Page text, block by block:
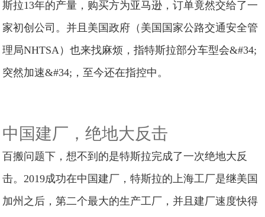
斯拉13年的产量，购买方为亚马逊，订单竟然交给了一
家初创公司。并且美国政府（美国国家公路交通安全管
理局NHTSA）也来找麻烦，指特斯拉部分车型会&#34;
突然加速&#34;，至今还在指控中。
中国建厂，绝地大反击
百搬问题下，想不到的是特斯拉完成了一次绝地大反
击。2019成功在中国建厂，特斯拉的上海工厂是继美国
加州之后，第二个最大的生产工厂，并且建厂速度快得